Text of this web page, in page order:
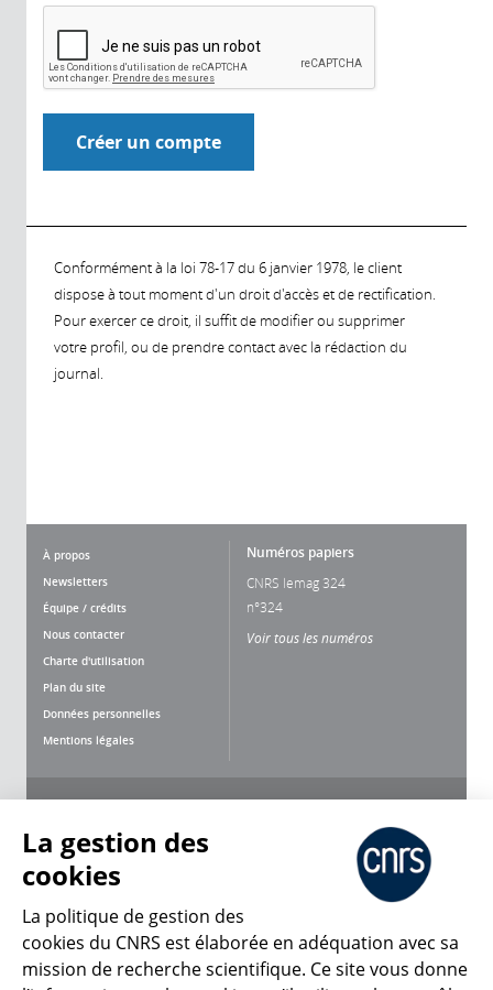
Conformément à la loi 78-17 du 6 janvier 1978, le client
dispose à tout moment d'un droit d'accès et de rectification.
Pour exercer ce droit, il suffit de modifier ou supprimer
votre profil, ou de prendre contact avec la rédaction du
journal.
À propos
Newsletters
Équipe / crédits
Nous contacter
Charte d'utilisation
Plan du site
Données personnelles
Mentions légales
Numéros papiers
CNRS lemag 324
n°324
Voir tous les numéros
CNRS Le Mag
La gestion des
cookies
La politique de gestion des
cookies du CNRS est élaborée en adéquation avec sa
mission de recherche scientifique. Ce site vous donne